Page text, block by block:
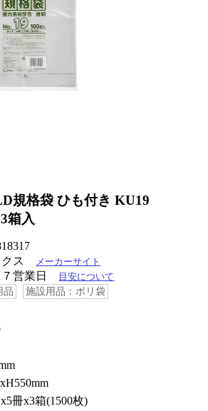
規格袋 ひも付き KU19
箱入
クス
メーカーサイト
７営業日 目安について
品 施設用品：ポリ袋
冊x3箱(1500枚)